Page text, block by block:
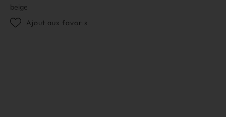
beige
Ajout aux favoris